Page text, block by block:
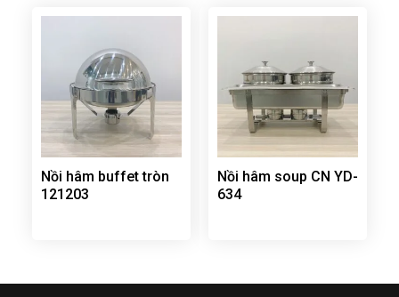
Nồi hâm buffet tròn
121203
Nồi hâm soup CN YD-
634